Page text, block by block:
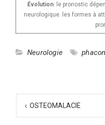
Évolution: le pronostic
neurologique. les formes à
Neurologie
de OSTEOMALACIE